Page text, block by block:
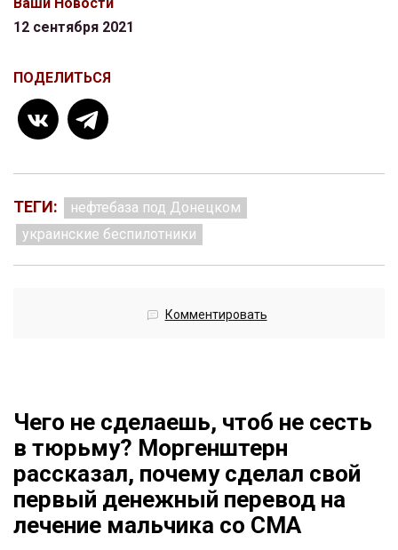
12 сентября 2021
ПОДЕЛИТЬСЯ
ТЕГИ:
нефтебаза под Донецком
украинские беспилотники
Комментировать
Чего не сделаешь, чтоб не сесть
в тюрьму? Моргенштерн
рассказал, почему сделал свой
первый денежный перевод на
лечение мальчика со СМА